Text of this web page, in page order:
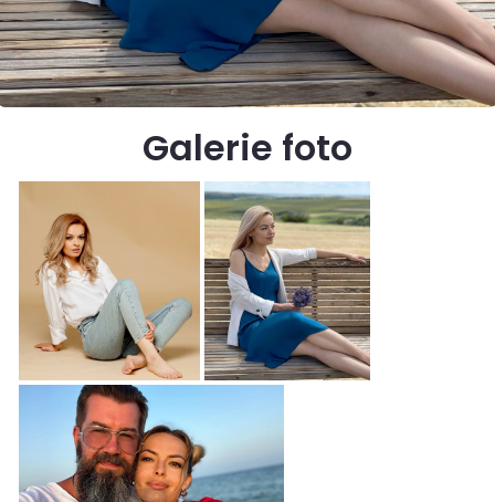
Galerie foto